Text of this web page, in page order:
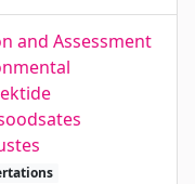
and Assessment